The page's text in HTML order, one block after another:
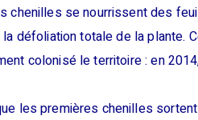
chenilles se nourrissent des
la défoliation totale de la plante.
colonisé le territoire : en
les premières chenilles